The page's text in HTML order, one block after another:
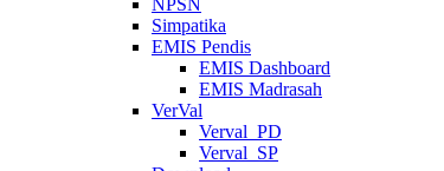
NPSN
Simpatika
EMIS Pendis
EMIS Dashboard
EMIS Madrasah
VerVal
Verval_PD
Verval_SP